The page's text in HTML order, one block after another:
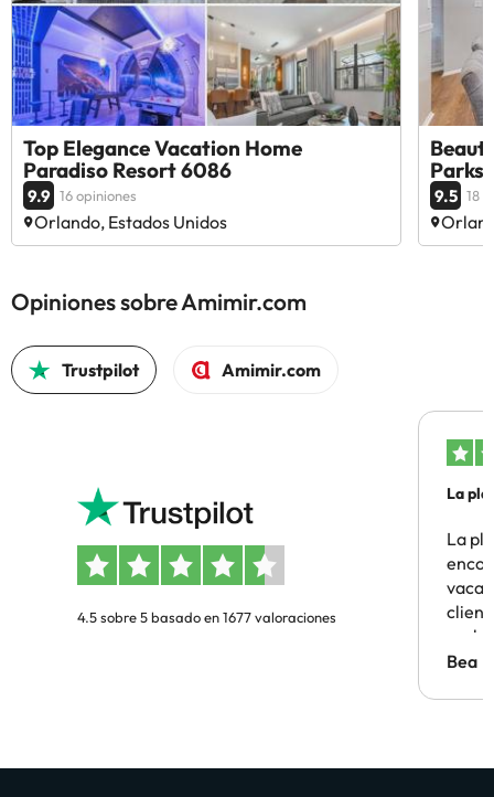
Top Elegance Vacation Home
Paradiso Resort 6086
9.9 16 opiniones
Orlando, Estados Unidos
Parks
9.5 18
Opiniones sobre Amimir.com
Trustpilot Amimir.com
4.5 sobre 5 basado en 1677 valoraciones
La
La
Bea